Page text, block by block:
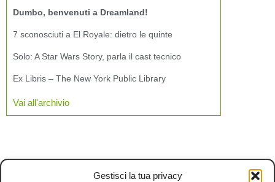
Gestisci la tua privacy
Dumbo, benvenuti a Dreamland!
7 sconosciuti a El Royale: dietro le quinte
Solo: A Star Wars Story, parla il cast tecnico
Ex Libris – The New York Public Library
Vai all'archivio